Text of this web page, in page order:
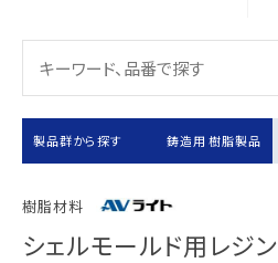
製品群から探す 鋳造用 樹脂製品
樹脂材料
シェルモールド用レジン